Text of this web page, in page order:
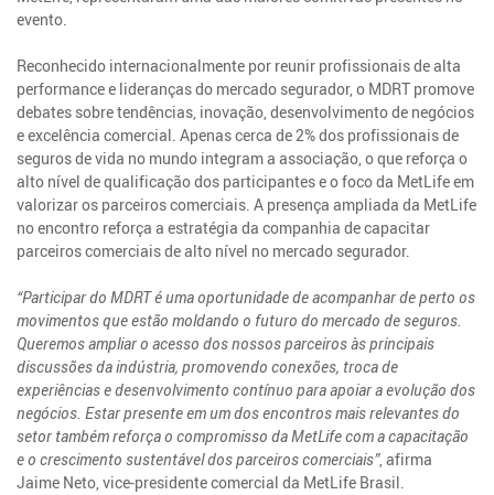
evento.
Reconhecido internacionalmente por reunir profissionais de alta
performance e lideranças do mercado segurador, o MDRT promove
debates sobre tendências, inovação, desenvolvimento de negócios
e excelência comercial. Apenas cerca de 2% dos profissionais de
seguros de vida no mundo integram a associação, o que reforça o
alto nível de qualificação dos participantes e o foco da MetLife em
valorizar os parceiros comerciais. A presença ampliada da MetLife
no encontro reforça a estratégia da companhia de capacitar
parceiros comerciais de alto nível no mercado segurador.
“Participar do MDRT é uma oportunidade de acompanhar de perto os
movimentos que estão moldando o futuro do mercado de seguros.
Queremos ampliar o acesso dos nossos parceiros às principais
discussões da indústria, promovendo conexões, troca de
experiências e desenvolvimento contínuo para apoiar a evolução dos
negócios. Estar presente em um dos encontros mais relevantes do
setor também reforça o compromisso da MetLife com a capacitação
e o crescimento sustentável dos parceiros comerciais”, afirma
Jaime Neto, vice-presidente comercial da MetLife Brasil.